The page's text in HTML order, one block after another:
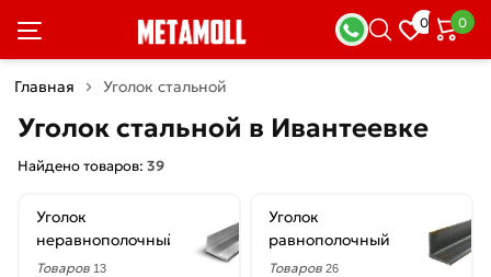
0 0
Главная Уголок стальной
Уголок стальной в Ивантеевке
Найдено товаров: 39
Уголок
неравнополочный
Товаров 13
Уголок
равнополочный
Товаров 26
Фильтры
×
скидкой
Цена
руб.